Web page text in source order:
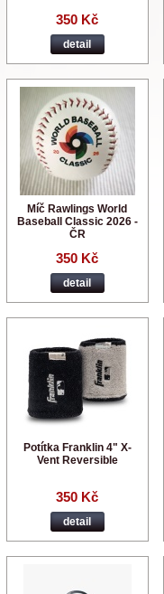
350 Kč
detail
Míč Rawlings World
Baseball Classic 2026 -
ČR
350 Kč
detail
Potítka Franklin 4" X-
Vent Reversible
350 Kč
detail